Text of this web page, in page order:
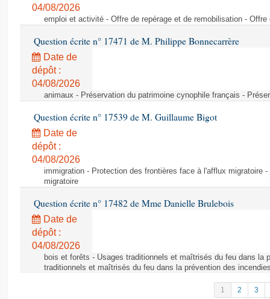
04/08/2026
emploi et activité - Offre de repérage et de remobilisation -
Question écrite n° 17471 de M. Philippe Bonnecarrère
Date de
dépôt :
04/08/2026
animaux - Préservation du patrimoine cynophile français -
Question écrite n° 17539 de M. Guillaume Bigot
Date de
dépôt :
04/08/2026
immigration - Protection des frontières face à l'afflux migratoire
migratoire
Question écrite n° 17482 de Mme Danielle Brulebois
Date de
dépôt :
04/08/2026
bois et forêts - Usages traditionnels et maîtrisés du feu dans la
traditionnels et maîtrisés du feu dans la prévention des
1 2 3